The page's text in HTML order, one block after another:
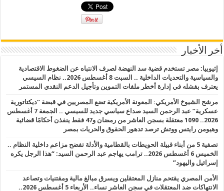
أخر الأخبار
إثيوبيا: مصر تستخدم قضية سد النهضة لصرف الانتباه عن الضغوط الاقتصادية
والسياسية والتحديات الداخلية .. السبت 8 أغسطس 2026.. نظام السيسي
يعترف بفشله في إدارة أخطر ملفات التموين وتأجيل الدعم النقدي المستمر
مرشح الشيوخ الأمريكي: المعونة الأمريكية تضع المصريين في قبضة “ديكتاتورية
عسكرية” عبد الرحمن السيد صداع سياسي جديد للسيسي .. الجمعة 7 أغسطس
2026.. 1090 معتقلة بسجن العاشر من رمضان و47 فقط ينفذن أحكامًا قضائية
وهيومن رايتس ووتش ترصد تدهور الحقوق والحريات بمصر
تصفية 5 من أبناء قبيلة الحويطات بالقطامية والأدلة تفضح مزاعم داخلية النظام ..
الخميس 6 أغسطس 2026.. ترامب يهاجم عبد الرحمن السيد: “هذا الرجل يكره
إسرائيل واليهود”
الأمن المصري يقتحم منازل المعتقلين ويسرق مبالغ مالية ومقتنيات وتصاعد
الانتهاكات ضد المعتقلات في سجن العاشر نساء.. الأربعاء 5 أغسطس 2026..